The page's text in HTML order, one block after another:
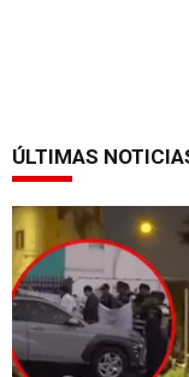
ÚLTIMAS